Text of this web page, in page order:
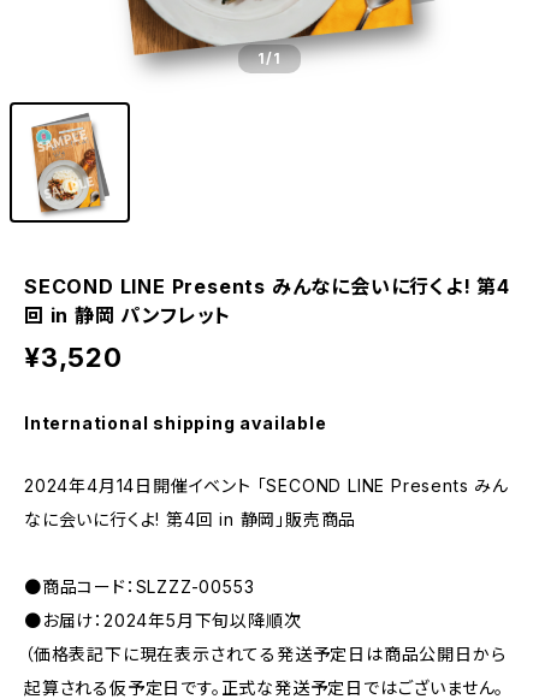
1/1
SECOND LINE Presents みんなに会いに行くよ! 第4
回 in 静岡 パンフレット
¥3,520
International shipping available
2024年4月14日開催イベント 「SECOND LINE Presents みん
なに会いに行くよ! 第4回 in 静岡」販売商品
●商品コード：SLZZZ-00553
●お届け：2024年5月下旬以降順次
（価格表記下に現在表示されてる発送予定日は商品公開日から
起算される仮予定日です。正式な発送予定日ではございません。